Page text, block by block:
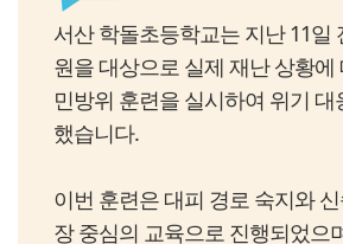
서산 학돌초등학교는 지난 11일
원을 대상으로 실제 재난 상황에
민방위 훈련을 실시하여 위기
했습니다.
이번 훈련은 대피 경로 숙지와
장 중심의 교육으로 진행되었으